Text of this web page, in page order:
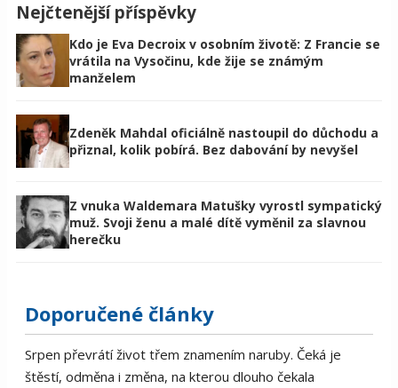
Nejčtenější příspěvky
Kdo je Eva Decroix v osobním životě: Z Francie se
vrátila na Vysočinu, kde žije se známým
manželem
Zdeněk Mahdal oficiálně nastoupil do důchodu a
přiznal, kolik pobírá. Bez dabování by nevyšel
Z vnuka Waldemara Matušky vyrostl sympatický
muž. Svoji ženu a malé dítě vyměnil za slavnou
herečku
Doporučené články
Srpen převrátí život třem znamením naruby. Čeká je
štěstí, odměna i změna, na kterou dlouho čekala